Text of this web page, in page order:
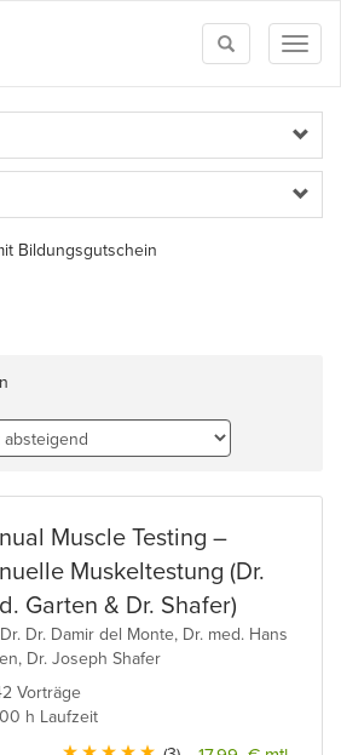
Toggle
search
Bildungsgutschein
Muscle Testing –
Muskeltestung (Dr.
Garten & Dr. Shafer)
Dr. Damir del Monte, Dr. med. Hans
Dr. Joseph Shafer
Vorträge
h Laufzeit